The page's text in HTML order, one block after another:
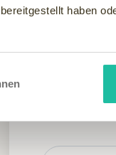
haben
Telefon
Ihre